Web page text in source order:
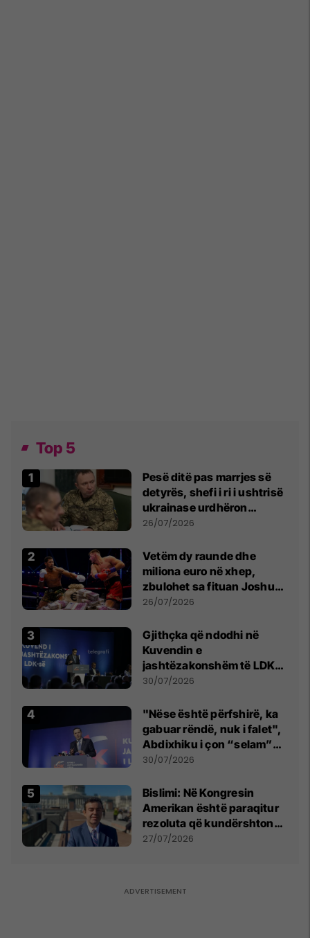
Top 5
Pesë ditë pas marrjes së
detyrës, shefi i ri i ushtrisë
ukrainase urdhëron
kontroll të madh
26/07/2026
Vetëm dy raunde dhe
miliona euro në xhep,
zbulohet sa fituan Joshua
e Prenga
26/07/2026
Gjithçka që ndodhi në
Kuvendin e
jashtëzakonshëm të LDK-
së
30/07/2026
"Nëse është përfshirë, ka
gabuar rëndë, nuk i falet",
Abdixhiku i çon “selam”
Përparim Ramës
30/07/2026
Bislimi: Në Kongresin
Amerikan është paraqitur
rezoluta që kundërshton
mbajtjen e Asamblesë
27/07/2026